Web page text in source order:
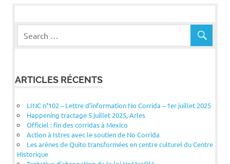
ARTICLES RÉCENTS
LINC n°102 – Lettre d’information No Corrida – 1er juillet 2025
Happening tractage 5 juillet 2025, Arles
Officiel : fin des corridas à Mexico
Action à Istres avec le soutien de No Corrida
Les arènes de Quito transformées en centre culturel du Centre
Historique